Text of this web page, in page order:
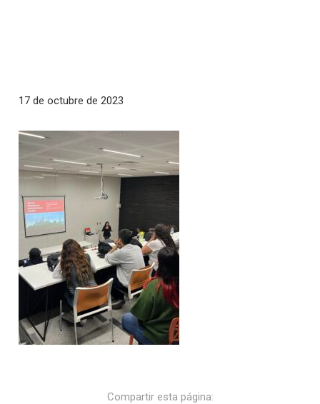
17 de octubre de 2023
Compartir esta página: